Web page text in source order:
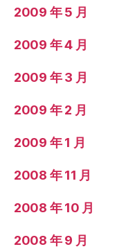
2009 年 5 月
2009 年 4 月
2009 年 3 月
2009 年 2 月
2009 年 1 月
2008 年 11 月
2008 年 10 月
2008 年 9 月